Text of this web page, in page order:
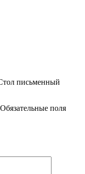
письменный
Обязательные поля